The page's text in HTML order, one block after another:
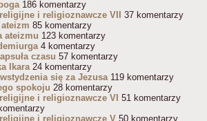
186 komentarzy
i religioznawcze VII
37 komentarzy
85 komentarzy
ateizmu 123 komentarzy
4 komentarzy
czasu 57 komentarzy
Ikara24 komentarzy
się za Jezusa119 komentarzy
spokoju 28 komentarzy
i religioznawcze VI 51 komentarzy
i religioznawcze V 50 komentarzy